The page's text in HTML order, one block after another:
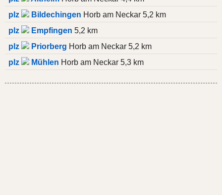
plz
Bildechingen Horb am Neckar 5,2 km
plz
Empfingen 5,2 km
plz
Priorberg Horb am Neckar 5,2 km
plz
Mühlen Horb am Neckar 5,3 km